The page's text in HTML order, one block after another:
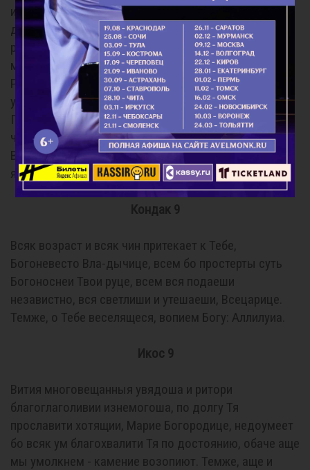
иконою Твоею благодатными стопы невидимо в
домы наша входящая; Радуйся, благословение и
радование тем приносящая. Радуйся, келлии
монашеския образом Твоим честным освящающая;
Радуйся, клети убогия паче палат царских тем
украшающая. Радуйся, храмы Божии Ликом Твоим
Пресвятым облистающая; Радуйся, в жилищах
чтущих Тя незримо пребывающая. Радуйся,
Владычице, знамения милости Твоея миру присно
являющая.
Кондак 9
Всяк возраст и всяк чин притекает к Тебе,
Богоневесто Вла-дычице, всем бо простерты суть
Богоноснеи Твои руце, всем вся подаеши
независтно, вся светлиши и утешаеши, Всецарице.
Темже, о Тебе веселящеся, вопием Богу: Аллилуиа.
Икос 9
Вития многовещанныя увядоша и ритори
благоглаголивии изнемогоша, по долгу Тя
прославити хотящии, Марие Богородице, недоумеет
бо всяк ум благохвалити Тя по достоянию, обаче аще
мы умолкнем - камение возопиют. Темже, аще и